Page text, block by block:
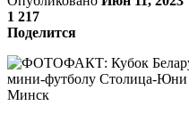
1 217
Поделится